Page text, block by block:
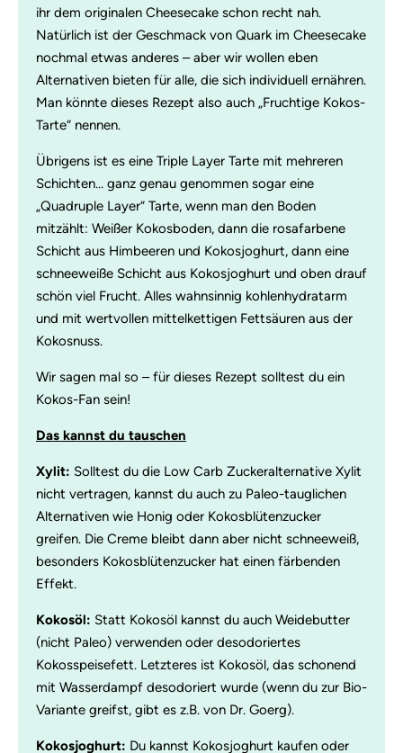
ihr dem originalen Cheesecake schon recht nah.
Natürlich ist der Geschmack von Quark im Cheesecake
nochmal etwas anderes – aber wir wollen eben
Alternativen bieten für alle, die sich individuell ernähren.
Man könnte dieses Rezept also auch „Fruchtige Kokos-
Tarte“ nennen.
Übrigens ist es eine Triple Layer Tarte mit mehreren
Schichten… ganz genau genommen sogar eine
„Quadruple Layer“ Tarte, wenn man den Boden
mitzählt: Weißer Kokosboden, dann die rosafarbene
Schicht aus Himbeeren und Kokosjoghurt, dann eine
schneeweiße Schicht aus Kokosjoghurt und oben drauf
schön viel Frucht. Alles wahnsinnig kohlenhydratarm
und mit wertvollen mittelkettigen Fettsäuren aus der
Kokosnuss.
Wir sagen mal so – für dieses Rezept solltest du ein
Kokos-Fan sein!
Das kannst du tauschen
Xylit: Solltest du die Low Carb Zuckeralternative Xylit
nicht vertragen, kannst du auch zu Paleo-tauglichen
Alternativen wie Honig oder Kokosblütenzucker
greifen. Die Creme bleibt dann aber nicht schneeweiß,
besonders Kokosblütenzucker hat einen färbenden
Effekt.
Kokosöl: Statt Kokosöl kannst du auch Weidebutter
(nicht Paleo) verwenden oder desodoriertes
Kokosspeisefett. Letzteres ist Kokosöl, das schonend
mit Wasserdampf desodoriert wurde (wenn du zur Bio-
Variante greifst, gibt es z.B. von Dr. Goerg).
Kokosjoghurt: Du kannst Kokosjoghurt kaufen oder